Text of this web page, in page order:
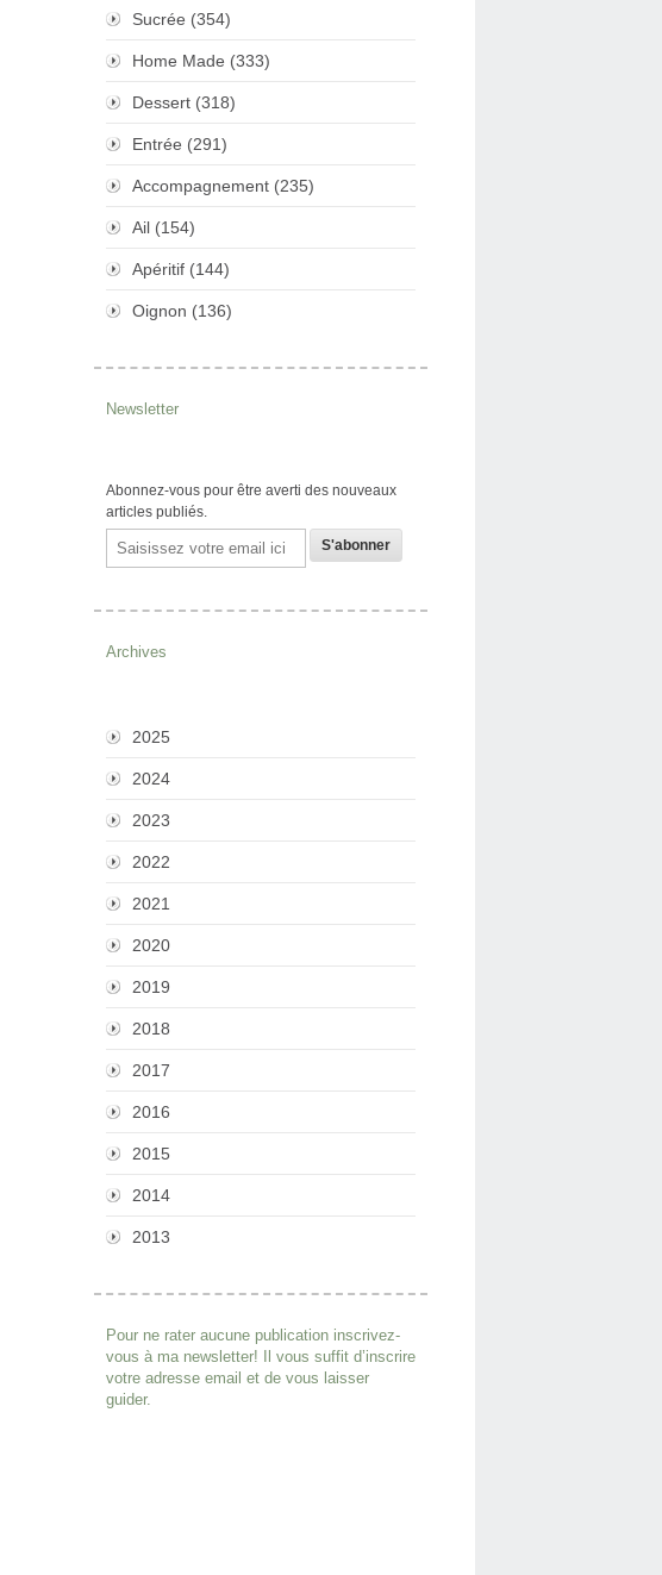
Sucrée (354)
Home Made (333)
Dessert (318)
Entrée (291)
Accompagnement (235)
Ail (154)
Apéritif (144)
Oignon (136)
Newsletter
Abonnez-vous pour être averti des nouveaux
articles publiés.
Email
Archives
2025
2024
2023
2022
2021
2020
2019
2018
2017
2016
2015
2014
2013
Pour ne rater aucune publication inscrivez-
vous à ma newsletter! Il vous suffit d’inscrire
votre adresse email et de vous laisser
guider.